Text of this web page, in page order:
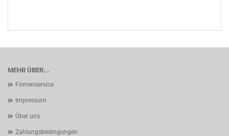
MEHR ÜBER...
Firmenservice
Impressum
Über uns
Zahlungsbedingungen